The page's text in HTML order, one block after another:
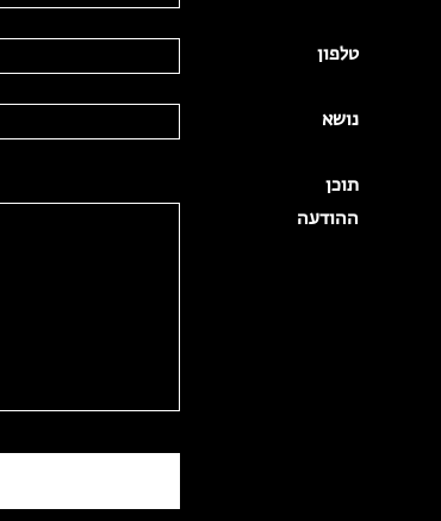
טלפון
נושא
תוכן
ההודעה